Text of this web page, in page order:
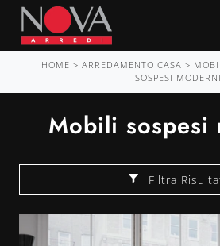
HOME > ARREDAMENTO CASA >
SOSPESI MODERNI
Mobili sospesi
Filtra